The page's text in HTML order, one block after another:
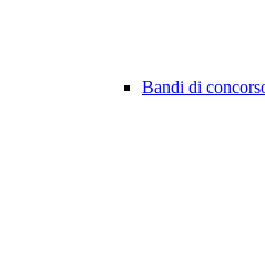
Bandi di